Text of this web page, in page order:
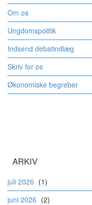
Om os
Ungdomspolitik
Indsend debatindlæg
Skriv for os
Økonomiske begreber
ARKIV
juli 2026 (1)
juni 2026 (2)